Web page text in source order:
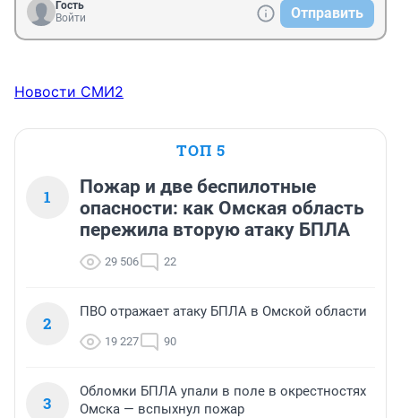
Гость
Войти
Отправить
Новости СМИ2
ТОП 5
1
Пожар и две беспилотные
опасности: как Омская область
пережила вторую атаку БПЛА
29 506 22
2
ПВО отражает атаку БПЛА в Омской области
19 227 90
3
Обломки БПЛА упали в поле в окрестностях
Омска — вспыхнул пожар